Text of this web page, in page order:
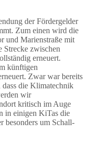
der Fördergelder
Zum einen wird die
und Marienstraße mit
Strecke zwischen
erneuert.
künftigen
Zwar war bereits
die Klimatechnik
wir
kritisch im Auge
in einigen KiTas die
besonders um Schall-